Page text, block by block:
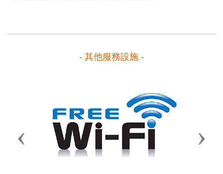
- 其他服務設施 -
Previous Next